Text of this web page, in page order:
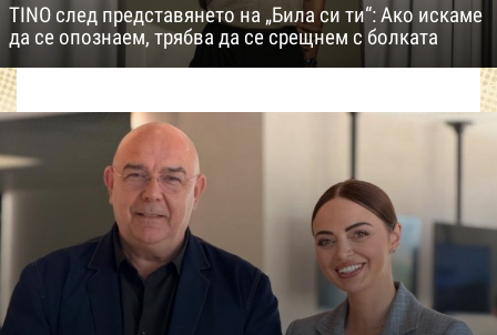
TINO след представянето на „Била си ти“: Ако искаме
да се опознаем, трябва да се срещнем с болката